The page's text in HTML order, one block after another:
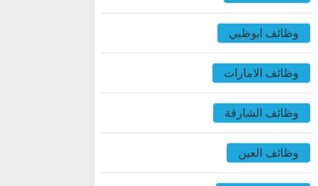
وظائف ابوظبي
وظائف الامارات
وظائف الشارقة
وظائف العين